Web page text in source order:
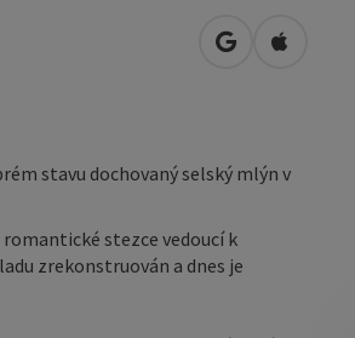
Otevřít vOtevřít v
stavu dochovaný selský mlýn v
stezce vedoucí k
zrekonstruován a dnes je